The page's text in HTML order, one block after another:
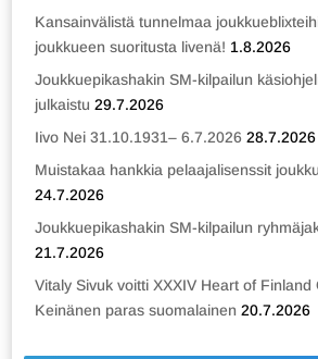
Kansainvälistä tunnelmaa
joukkueen suoritusta livenä! 1.8.2026
Joukkuepikashakin SM-kilpailun
julkaistu 29.7.2026
Iivo Nei 31.10.1931– 6.7.2026 28.7.2026
Muistakaa hankkia pelaajalisenssit
24.7.2026
Joukkuepikashakin SM-kilpailun
21.7.2026
Vitaly Sivuk voitti XXXIV Heart of Finland
Keinänen paras suomalainen 20.7.2026